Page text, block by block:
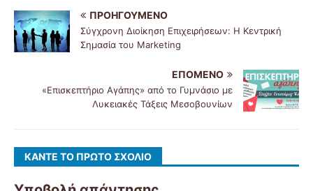
ΠΡΟΗΓΟΎΜΕΝΟ
Σύγχρονη Διοίκηση Επιχειρήσεων: Η Κεντρική
Σημασία του Marketing
ΕΠΌΜΕΝΟ
«Επισκεπτήριο Αγάπης» από το Γυμνάσιο με
Λυκειακές Τάξεις Μεσοβουνίων
ΚΆΝΤΕ ΤΟ ΠΡΏΤΟ ΣΧΌΛΙΟ